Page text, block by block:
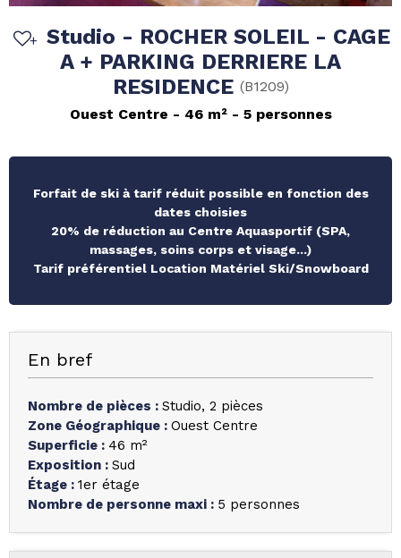
Studio - ROCHER SOLEIL - CAGE
A + PARKING DERRIERE LA
RESIDENCE (B1209)
Ouest Centre
46 m² 5 personnes
Forfait de ski à tarif réduit possible en fonction des
dates choisies
20% de réduction au Centre Aquasportif (SPA,
massages, soins corps et visage...)
Tarif préférentiel Location Matériel Ski/Snowboard
En bref
Nombre de pièces : Studio 2 pièces
Zone Géographique : Ouest Centre
Superficie : 46 m²
Exposition : Sud
Étage : 1er étage
Nombre de personne maxi : 5 personnes